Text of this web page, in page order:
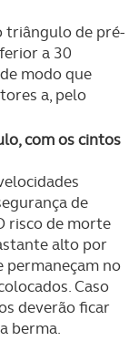
triângulo de pré-
a 30
modo que
a, pelo
com os cintos
de
risco de morte
alto por
permaneçam no
Caso
deverão ficar
berma.